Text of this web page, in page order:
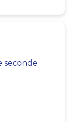
seconde